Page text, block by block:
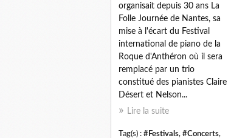
organisait depuis 30 ans La
Folle Journée de Nantes, sa
mise à l'écart du Festival
international de piano de la
Roque d'Anthéron où il sera
remplacé par un trio
constitué des pianistes Claire
Désert et Nelson...
Lire la suite
Tag(s) : #Festivals, #Concerts,